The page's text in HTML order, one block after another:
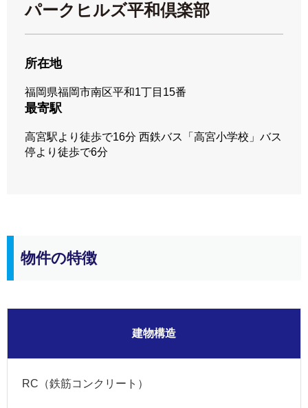
パークヒルズ平和倶楽部
所在地
福岡県福岡市南区平和1丁目15番
最寄駅
高宮駅より徒歩で16分 西鉄バス「高宮小学校」バス
停より徒歩で6分
物件の特徴
建物構造
RC（鉄筋コンクリート）